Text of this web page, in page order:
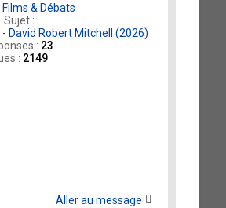
Films & Débats
Sujet :
David Robert Mitchell (2026)
: 23
: 2149
Aller au message